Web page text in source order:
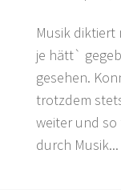
Musik diktiert
je hätt`
gesehen.
trotzdem
weiter und
durch Musik...